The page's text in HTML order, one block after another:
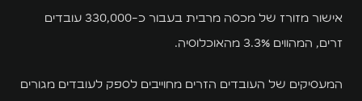
אישור מזורז של מכסה מרבית בעבור כ-330,000 עובדים
זרים, המהווים 3.3% מהאוכלוסיה.
המעסיקים של העובדים הזרים מחוייבים לספק לעובדים מגורים